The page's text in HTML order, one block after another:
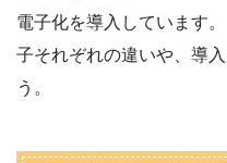
電子化を導入しています
子それぞれの違いや、導
う。